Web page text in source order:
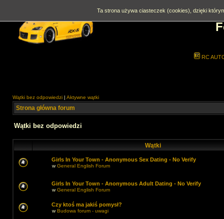
RC
Wątki bez odpowiedzi | Aktywne wątki
Strona główna forum
Wątki bez odpowiedzi
Wątki
Girls In Your Town - Anonymous Sex Dating - No Verify
wGeneral English Forum
Girls In Your Town - Anonymous Adult Dating - No Verify
wGeneral English Forum
Czy ktoś ma jakiś pomysł?
wBudowa forum - uwagi
Ta strona używa ciasteczek (cookies), dzięki